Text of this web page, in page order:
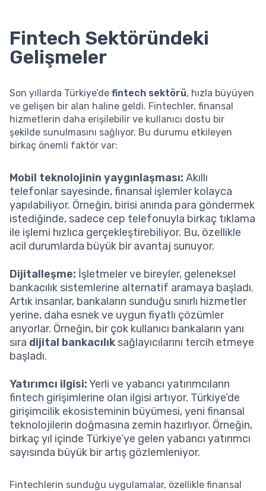
Fintech Sektöründeki
Gelişmeler
Son yıllarda Türkiye’de fintech sektörü, hızla büyüyen
ve gelişen bir alan haline geldi. Fintechler, finansal
hizmetlerin daha erişilebilir ve kullanıcı dostu bir
şekilde sunulmasını sağlıyor. Bu durumu etkileyen
birkaç önemli faktör var:
Mobil teknolojinin yaygınlaşması: Akıllı
telefonlar sayesinde, finansal işlemler kolayca
yapılabiliyor. Örneğin, birisi anında para göndermek
istediğinde, sadece cep telefonuyla birkaç tıklama
ile işlemi hızlıca gerçekleştirebiliyor. Bu, özellikle
acil durumlarda büyük bir avantaj sunuyor.
Dijitalleşme: İşletmeler ve bireyler, geleneksel
bankacılık sistemlerine alternatif aramaya başladı.
Artık insanlar, bankaların sunduğu sınırlı hizmetler
yerine, daha esnek ve uygun fiyatlı çözümler
arıyorlar. Örneğin, bir çok kullanıcı bankaların yanı
sıra dijital bankacılık sağlayıcılarını tercih etmeye
başladı.
Yatırımcı ilgisi:Yerli ve yabancı yatırımcıların
fintech girişimlerine olan ilgisi artıyor. Türkiye’de
girişimcilik ekosisteminin büyümesi, yeni finansal
teknolojilerin doğmasına zemin hazırlıyor. Örneğin,
birkaç yıl içinde Türkiye’ye gelen yabancı yatırımcı
sayısında büyük bir artış gözlemleniyor.
Fintechlerin sunduğu uygulamalar, özellikle finansal